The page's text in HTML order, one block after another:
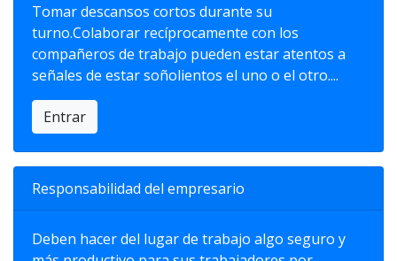
Tomar descansos cortos durante su
turno.Colaborar recíprocamente con los
compañeros de trabajo pueden estar atentos a
señales de estar soñolientos el uno o el otro....
Entrar
Responsabilidad del empresario
Deben hacer del lugar de trabajo algo seguro y